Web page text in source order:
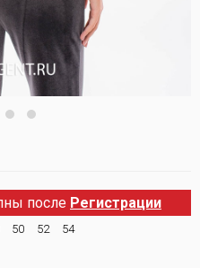
после Регистрации
50 52
54